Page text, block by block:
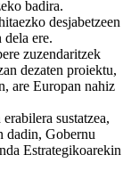
badira.
desjabetzeen
dela ere.
zuzendaritzek
dezaten proiektu,
are Europan nahiz
sustatzea,
dadin, Gobernu
Estrategikoarekin